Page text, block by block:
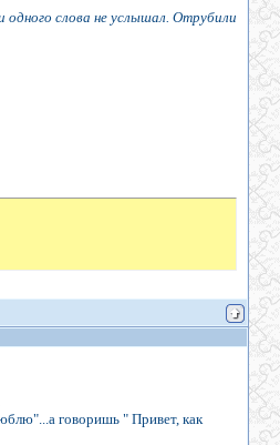
слова не услышал. Отрубили
говоришь " Привет, как